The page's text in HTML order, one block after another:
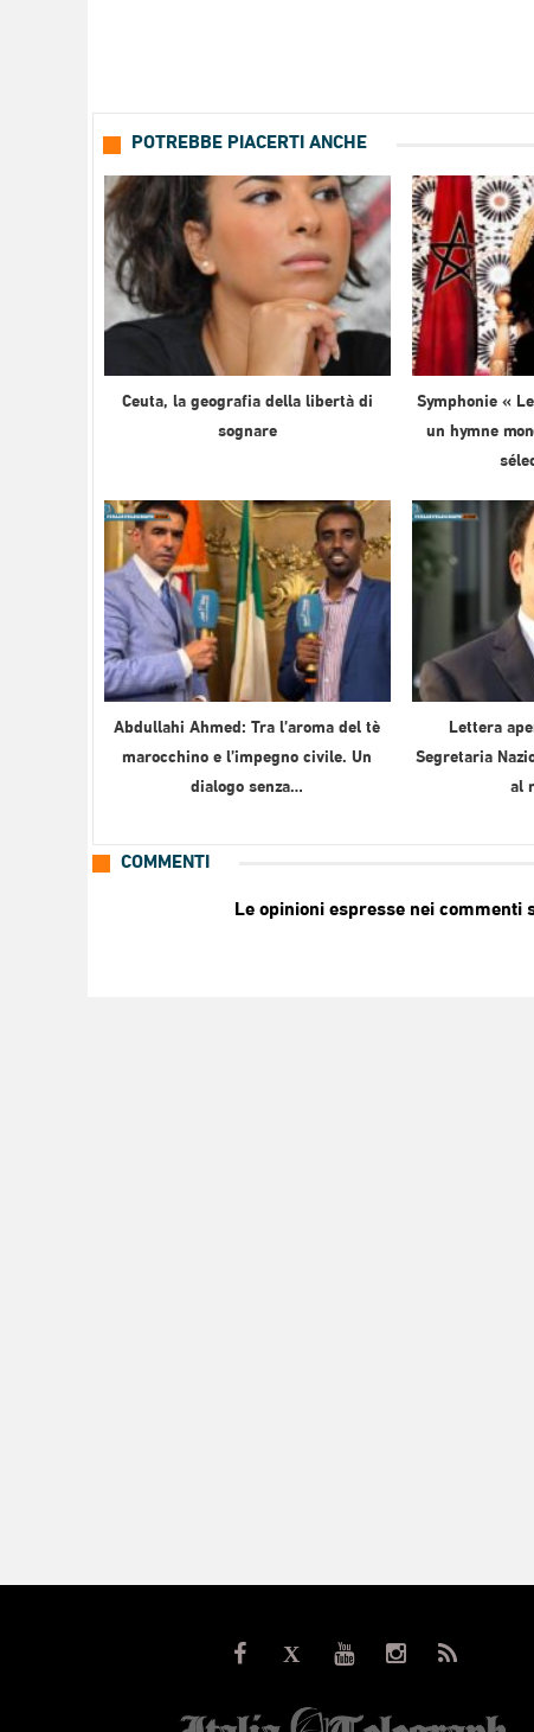
POTREBBE PIACERTI ANCHE
Ceuta, la geografia della libertà di
sognare
Symphonie «
un hymne
Abdullahi Ahmed: Tra l’aroma del tè
marocchino e l’impegno civile. Un
dialogo senza…
Lettera
Segretaria
al
COMMENTI
Le opinioni espresse nei